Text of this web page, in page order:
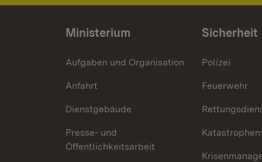
Ministerium
Aufgaben und Organisation
Anfahrt
Dienstgebäude
Presse- und
Öffentlichkeitsarbeit
Sicherheit
Polizei
Feuerwehr